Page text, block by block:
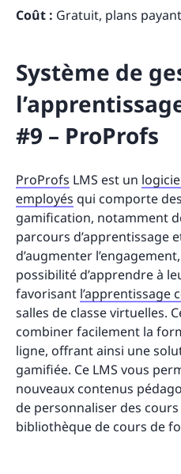
Coût : Gratuit, plans
Système de
#9 – ProProfs
ProProfs LMS est un
employés qui comporte
gamification, notamment
parcours d’apprentissage
d’augmenter
possibilité d’apprendre à
favorisant l’apprentissage
salles de classe virtuelles.
combiner facilement la
ligne, offrant ainsi une
gamifiée. Ce LMS vous
nouveaux contenus
de personnaliser des
bibliothèque de cours de